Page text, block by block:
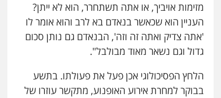
מזימות אויביך, או אתה תשתחרר, הוא לא ייתן?
העניין הוא שכאשר בנאדם בא לרב והוא אומר לו
'אתה צדיק ואתה זה וזה', הבנאדם גם נותן סכום
גדול וגם נשאר מאוד מבולבל".
הלחץ הפסיכולוגי אכן פעל את פעולתו. בתשע
בבוקר למחרת אירוע האופנוע, מתקשר עוזרו של